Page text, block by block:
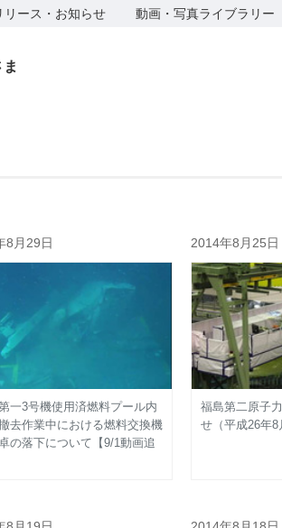
リース・お知らせ 動画・写真ライブラリー
8月29日
一3号機使用済燃料プール内
去作業中における燃料交換機
の落下について【9/1動画追
2014年8月25日
福島第二原子
せ（平成26年8